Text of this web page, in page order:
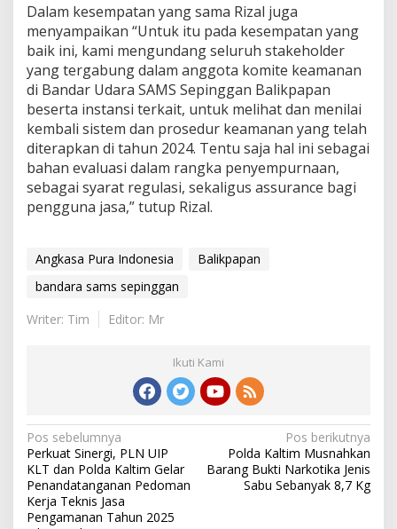
Dalam kesempatan yang sama Rizal juga
menyampaikan “Untuk itu pada kesempatan yang
baik ini, kami mengundang seluruh stakeholder
yang tergabung dalam anggota komite keamanan
di Bandar Udara SAMS Sepinggan Balikpapan
beserta instansi terkait, untuk melihat dan menilai
kembali sistem dan prosedur keamanan yang telah
diterapkan di tahun 2024. Tentu saja hal ini sebagai
bahan evaluasi dalam rangka penyempurnaan,
sebagai syarat regulasi, sekaligus assurance bagi
pengguna jasa,” tutup Rizal.
Angkasa Pura Indonesia
Balikpapan
bandara sams sepinggan
Writer: Tim
Editor: Mr
Ikuti Kami
Navigasi
pos
Pos sebelumnya
Perkuat Sinergi, PLN UIP
KLT dan Polda Kaltim Gelar
Penandatanganan Pedoman
Kerja Teknis Jasa
Pengamanan Tahun 2025
Pos berikutnya
Polda Kaltim Musnahkan
Barang Bukti Narkotika Jenis
Sabu Sebanyak 8,7 Kg